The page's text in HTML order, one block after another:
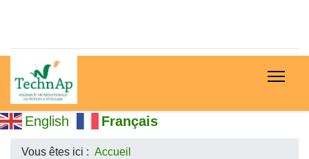
English Français
Vous êtes ici : Accueil